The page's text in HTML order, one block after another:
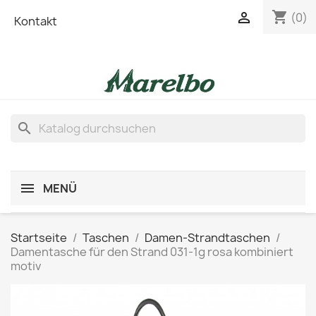
Kontakt shopping_cart (0)

search
MENÜ
Startseite Taschen
Damen-Strandtaschen
Damentasche für den Strand 031-1g rosa kombiniert
motiv